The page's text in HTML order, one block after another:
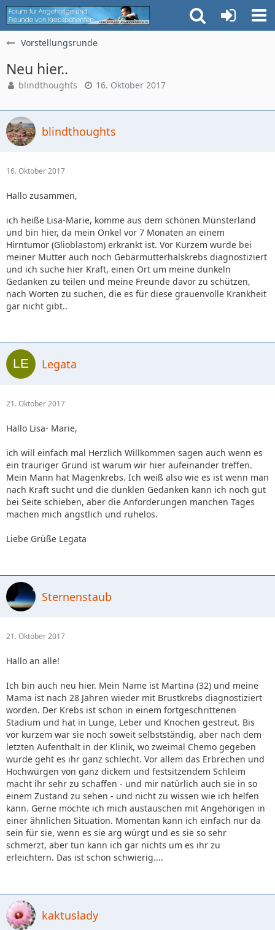
Vorstellungsrunde
Neu hier..
blindthoughts 16. Oktober 2017
blindthoughts
16. Oktober 2017
Hallo zusammen,
ich heiße Lisa-Marie, komme aus dem schönen Münsterland
und bin hier, da mein Onkel vor 7 Monaten an einem
Hirntumor (Glioblastom) erkrankt ist. Vor Kurzem wurde bei
meiner Mutter auch noch Gebärmutterhalskrebs diagnostiziert
und ich suche hier Kraft, einen Ort um meine dunkeln
Gedanken zu teilen und meine Freunde davor zu schützen,
nach Worten zu suchen, die es für diese grauenvolle Krankheit
gar nicht gibt..
Legata
21. Oktober 2017
Hallo Lisa- Marie,
ich will einfach mal Herzlich Willkommen sagen auch wenn es
ein trauriger Grund ist warum wir hier aufeinander treffen.
Mein Mann hat Magenkrebs. Ich weiß also wie es ist wenn man
nach Kraft sucht und die dunklen Gedanken kann ich noch gut
bei Seite schieben, aber die Anforderungen manchen Tages
machen mich ängstlich und ruhelos.
Liebe Grüße Legata
Sternenstaub
21. Oktober 2017
Hallo an alle!
Ich bin auch neu hier. Mein Name ist Martina (32) und meine
Mama ist nach 28 Jahren wieder mit Brustkrebs diagnostiziert
worden. Der Krebs ist schon in einem fortgeschrittenen
Stadium und hat in Lunge, Leber und Knochen gestreut. Bis
vor kurzem war sie noch soweit selbstständig, aber nach dem
letzten Aufenthalt in der Klinik, wo zweimal Chemo gegeben
wurde geht es ihr ganz schlecht. Vor allem das Erbrechen und
Hochwürgen von ganz dickem und festsitzendem Schleim
macht ihr sehr zu schaffen - und mir natürlich auch sie in so
einem Zustand zu sehen - und nicht zu wissen wie ich helfen
kann. Gerne möchte ich mich austauschen mit Angehörigen in
einer ähnlichen Situation. Momentan kann ich einfach nur da
sein für sie, wenn es sie arg würgt und es sie so sehr
schmerzt, aber tun kann ich gar nichts um es ihr zu
erleichtern. Das ist schon schwierig....
kaktuslady